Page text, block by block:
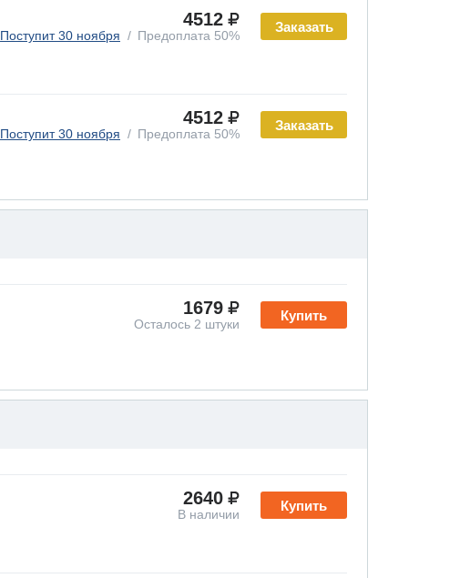
Заказать
4512
Поступит 30 ноября Предоплата 50%
Заказать
4512
Поступит 30 ноября Предоплата 50%
Купить
1679
Осталось 2 штуки
Купить
2640
В наличии